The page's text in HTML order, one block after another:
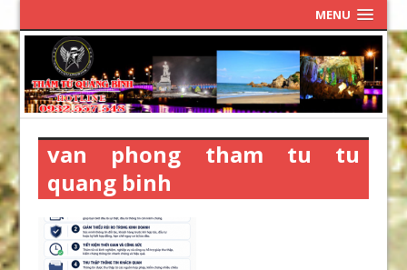
MENU
van phong tham tu tu
quang binh